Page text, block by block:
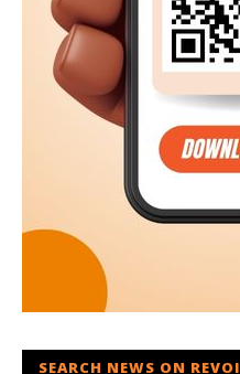
SEARCH NEWS ON REVOI